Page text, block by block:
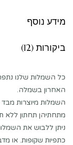
מידע נוסף
ביקורות (12)
כל השמלות שלנו
האחרון בשמלה.
השמלות מיוצרות
מתחתיהן תחתון ללא
ניתן ללבוש את
כתפיות שקופות. או